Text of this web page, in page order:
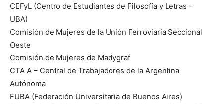
CEFyL (Centro de Estudiantes de Filosofía y Letras –
UBA)
Comisión de Mujeres de la Unión Ferroviaria Seccional
Oeste
Comisión de Mujeres de Madygraf
CTA A – Central de Trabajadores de la Argentina
Autónoma
FUBA (Federación Universitaria de Buenos Aires)